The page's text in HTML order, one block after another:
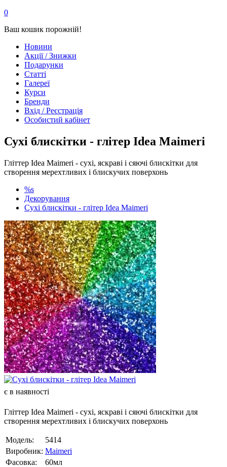
0
Ваш кошик порожній!
Новини
Акції / Знижки
Подарунки
Статті
Галереї
Курси
Бренди
Вхід / Реєстрація
Особистий кабінет
Сухі блискітки - глітер Idea Maimeri
Гліттер Idea Maimeri - сухі, яскраві і сяючі блискітки для
створення мерехтливих і блискучих поверхонь
%s
Декорування
Сухі блискітки - глітер Idea Maimeri
є в наявності
Гліттер Idea Maimeri - сухі, яскраві і сяючі блискітки для
створення мерехтливих і блискучих поверхонь
Модель:
5414
Виробник: Maimeri
Фасовка:
60мл